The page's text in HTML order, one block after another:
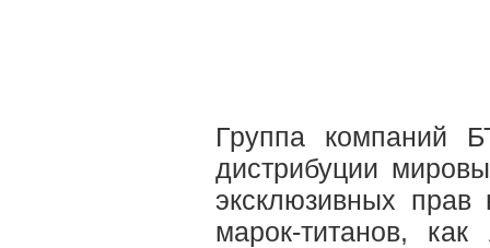
Группа компаний
дистрибуции
эксклюзивных прав
марок-титанов,